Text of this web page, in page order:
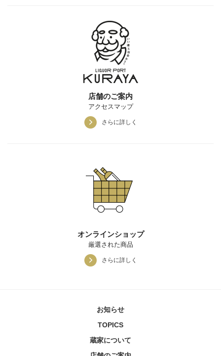
店舗のご案内
アクセスマップ
さらに詳しく
オンラインショップ
厳選された商品
さらに詳しく
お知らせ
TOPICS
蔵家について